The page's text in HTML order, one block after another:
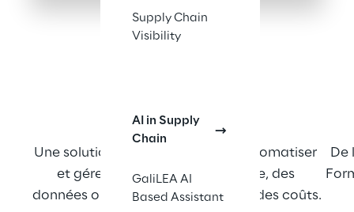
Supply Chain
Visibility
AI in Supply
Chain
GaliLEA AI
Based Assistant
Une solution configurable pour automatiser
et gérer la facturation logistique, des
données opérationnelles au calcul des coûts.